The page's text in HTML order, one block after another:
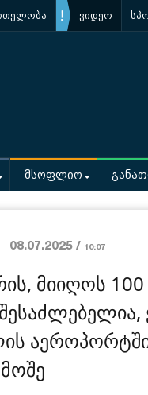
ვიდეო
მსოფლიო
08.07.2025 / 10:07
მიიღოს 100